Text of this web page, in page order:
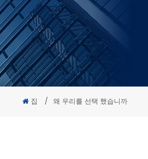
집 / 왜 우리를 선택 했습니까